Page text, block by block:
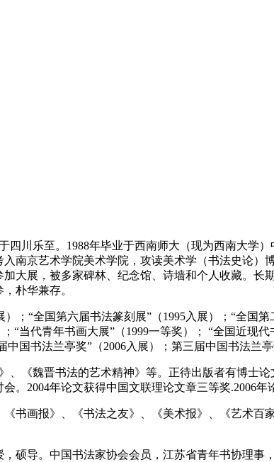
川乐至。1988年毕业于西南师大（现为西南大学
南京艺术学院美术学院，攻读美术学（书法史论
大展，被多家碑林、纪念馆、诗墙和个人收藏。长
朴华兼存。
“全国第六届书法篆刻展”（1995入展）；“全国
“当代青年书画大展”（1999一等奖）； “全国近现
国书法兰亭奖”（2006入展）；第三届中国书法兰亭
《魏晋书法的艺术精神》等。正待出版者有博士
。2004年论文获得中国文联理论文章三等奖.2006
画报》、《书法之友》、《美术报》、《艺术百
导。中国书法家协会会员，江苏省青年书协理事